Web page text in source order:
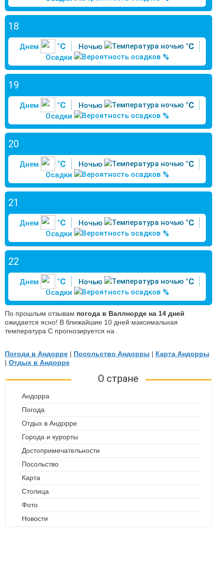
18
Днем °C Ночью °C
Осадки %
19
Днем °C Ночью °C
Осадки %
20
Днем °C Ночью °C
Осадки %
21
Днем °C Ночью °C
Осадки %
22
Днем °C Ночью °C
Осадки %
По прошлым отзывам погода в Валлнорде на 14 дней
ожидается ясно! В ближайшие 10 дней максимальная
температура С прогнозируется на .
Погода в Андорре | Посольство Андорры | Карта Андорры
| Отдых в Андорре
О стране
Андорра
Погода
Отдых в Андорре
Города и курорты
Достопримечательности
Посольство
Карта
Столица
Фото
Новости